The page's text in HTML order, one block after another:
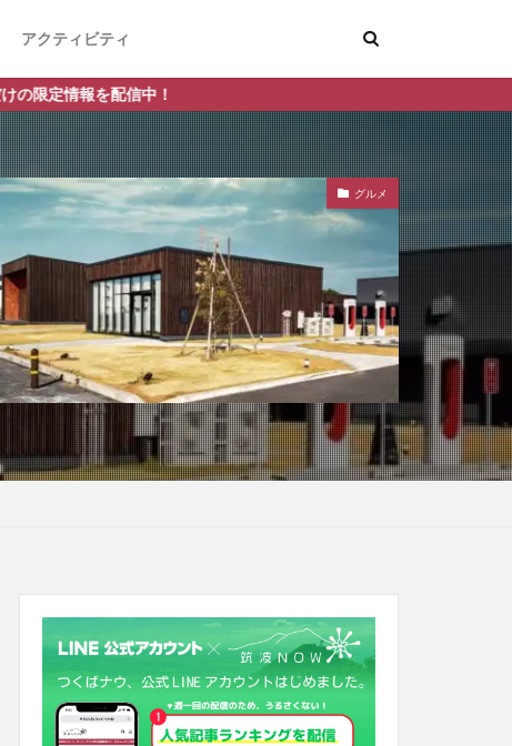
アクティビティ
グルメ